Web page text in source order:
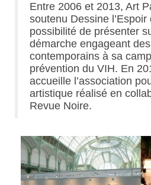
Entre 2006 et 2013, Art
soutenu Dessine
possibilité de présenter
démarche engageant
contemporains à sa
prévention du VIH. En
accueille l’association
artistique réalisé en
Revue Noire.